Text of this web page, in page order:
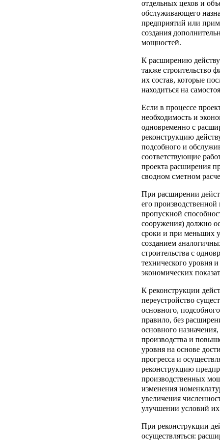
отдельных цехов и
обслуживающего
предприятий или
создания
мощностей.
К расширению
также строительство
их состав, которые
находиться на
Если в процессе
необходимость и
одновременно с
реконструкцию
подсобного и
соответствующие
проекта расширения
сводном сметном
При расширении
его
пропускной
сооружения) должно
сроки и при меньших
созданием
строительства с
технического уровня
экономических
К реконструкции
переустройство
основного,
правило, без
основного
производства и
уровня на основе
прогресса и
реконструкцию
производственных
изменения
увеличения
улучшении условий
При реконструкции
осуществляться: